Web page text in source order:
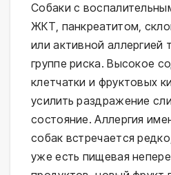
Собаки с
ЖКТ, панкреатитом,
или активной аллергией
группе риска. Высокое
клетчатки и фруктовых
усилить раздражение
состояние. Аллергия
собак встречается
уже есть пищевая